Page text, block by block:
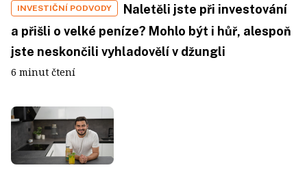
INVESTIČNÍ PODVODY
Naletěli jste při investování
a přišli o velké peníze? Mohlo být i hůř, alespoň
jste neskončili vyhladovělí v džungli
6 minut čtení